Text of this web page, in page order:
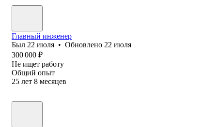
Главный инженер
Был 22 июля • Обновлено 22 июля
300 000 ₽
Не ищет работу
Общий опыт
25 лет 8 месяцев